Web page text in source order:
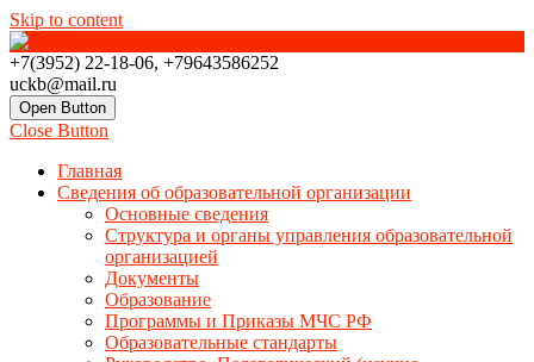
Skip to content
+7(3952) 22-18-06, +79643586252
uckb@mail.ru
Open Button
Close Button
Главная
Сведения об образовательной организации
Основные сведения
Структура и органы управления образовательной
организацией
Документы
Образование
Программы и Приказы МЧС РФ
Образовательные стандарты